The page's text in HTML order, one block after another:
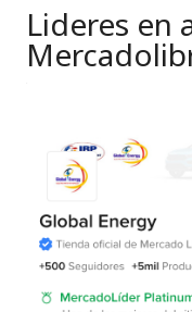
Lideres en